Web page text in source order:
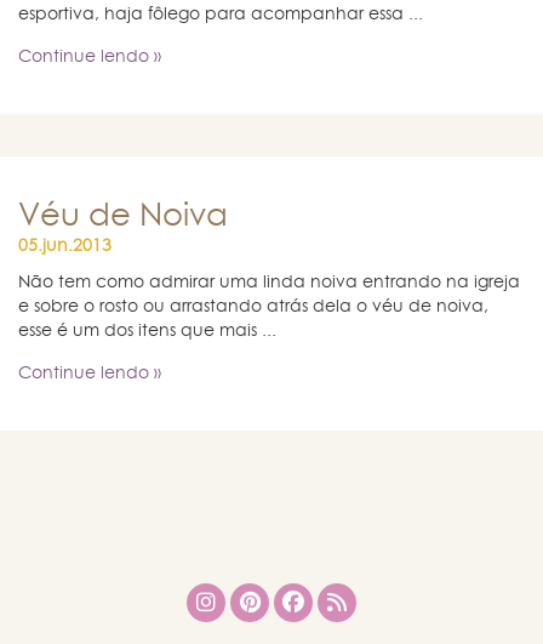
esportiva, haja fôlego para acompanhar essa ...
Continue lendo »
Véu de Noiva
05.jun.2013
Não tem como admirar uma linda noiva entrando na igreja
e sobre o rosto ou arrastando atrás dela o véu de noiva,
esse é um dos itens que mais ...
Continue lendo »